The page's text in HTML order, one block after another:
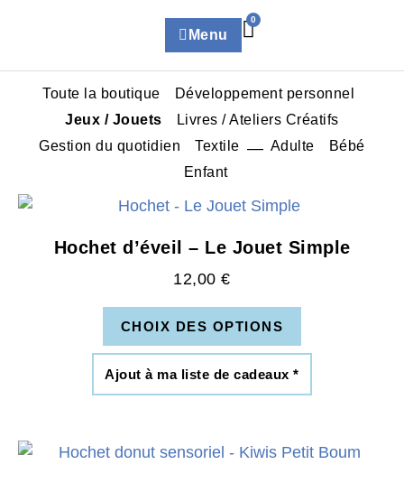
Menu
0
Toute la boutique
Développement personnel
Jeux / Jouets
Livres / Ateliers Créatifs
Gestion du quotidien
Textile Adulte
Bébé
Enfant
Hochet d’éveil – Le Jouet Simple
12,00€
CHOIX DES OPTIONS
Ajout à ma liste de cadeaux *